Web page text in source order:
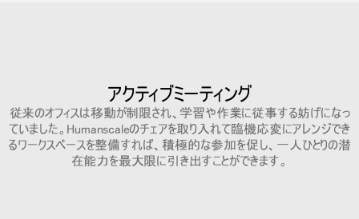
アクティブミーティング
従来のオフィスは移動が制限され、学習や作業に従事する妨げになっ
ていました。Humanscaleのチェアを取り入れて臨機応変にアレンジでき
るワークスペースを整備すれば、積極的な参加を促し、一人ひとりの潜
在能力を最大限に引き出すことができます。